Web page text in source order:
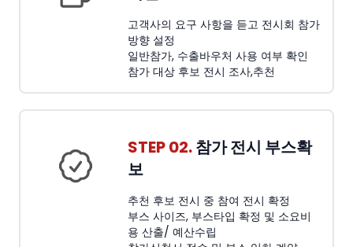
고객사의 요구 사항을 듣고 전시회 참가
방향 설정
일반참가, 수출바우처 사용 여부 확인
참가 대상 후보 전시 조사,추천
STEP 02.참가 전시 부스확
보
추천 후보 전시 중 참여 전시 확정
부스 사이즈, 부스타입 확정 및 소요비
용 산출/ 예산수립